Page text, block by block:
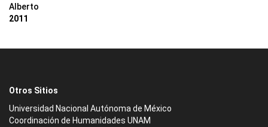
Alberto
2011
Otros Sitios
Universidad Nacional Autónoma de México
Coordinación de Humanidades UNAM